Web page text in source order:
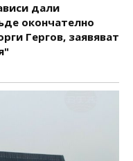
дали
окончателно
Гергов, заявяват